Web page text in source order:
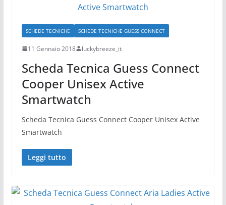
SCHEDE TECNICHE SCHEDE TECNICHE GUESS CONNECT
11 Gennaio 2018 luckybreeze_it
Scheda Tecnica Guess Connect
Cooper Unisex Active
Smartwatch
Scheda Tecnica Guess Connect Cooper Unisex Active
Smartwatch
Leggi tutto